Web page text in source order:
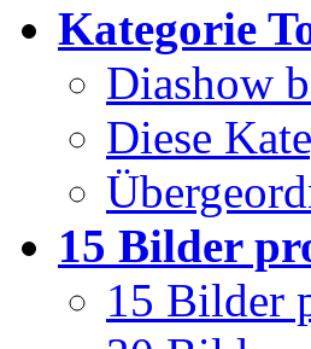
Kategorie
Diashow
Diese
15 Bilder
15 Bilder